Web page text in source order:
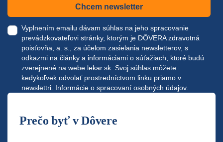
Chcem newsletter
Vyplnením emailu dávam súhlas na jeho spracovanie
prevádzkovateľovi stránky, ktorým je DÔVERA zdravotná
poisťovňa, a. s., za účelom zasielania newsletterov, s
odkazmi na články a informáciami o súťažiach, ktoré budú
zverejnené na webe lekar.sk. Svoj súhlas môžete
kedykoľvek odvolať prostredníctvom linku priamo v
newslettri. Informácie o spracovaní osobných údajov.
Prečo byť v Dôvere